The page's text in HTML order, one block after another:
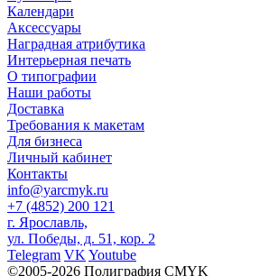
Календари
Аксессуары
Наградная атрибутика
Интерьерная печать
О типографии
Наши работы
Доставка
Требования к макетам
Для бизнеса
Личный кабинет
Контакты
info@yarcmyk.ru
+7 (4852) 200 121
г. Ярославль,
ул. Победы, д. 51, кор. 2
Telegram VK Youtube
©2005-2026 Полиграфия CMYK